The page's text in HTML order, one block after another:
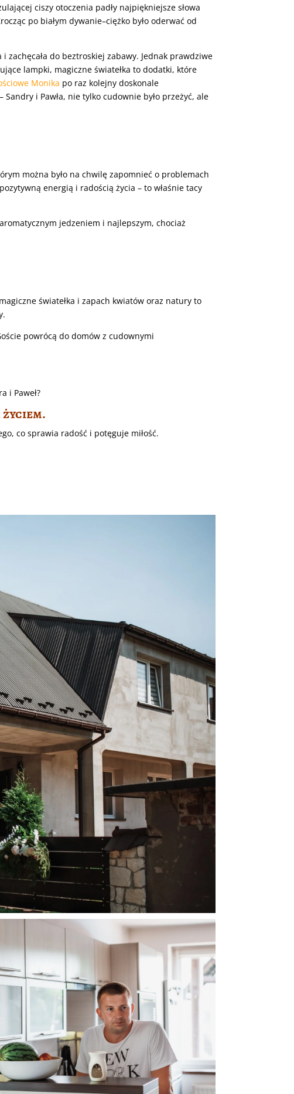
ciszy otoczenia padły najpiękniejsze słowa
po białym dywanie–ciężko było oderwać od
do beztroskiej zabawy. Jednak prawdziwe
lampki, magiczne światełka to dodatki, które
Monika po raz kolejny doskonale
i Pawła, nie tylko cudownie było przeżyć,ale
można było na chwilę zapomnieć o problemach
energią i radością życia – to właśnie tacy
jedzeniem i najlepszym, chociaż
światełka i zapach kwiatów oraz natury to
powrócą do domów z cudownymi
i Paweł?
co sprawia radość i potęguje miłość.